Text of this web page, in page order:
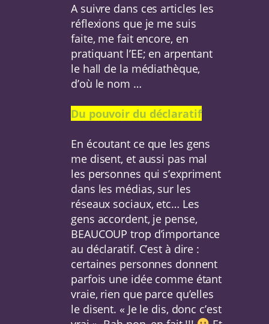
A suivre dans ces articles les
réflexions que je me suis
faite, me fait encore, en
pratiquant l’EE; en arpentant
le hall de la médiathèque,
d’où le nom …
Du pouvoir du déclaratif
En écoutant ce que les gens
me disent, et aussi pas mal
les personnes qui s’expriment
dans les médias, sur les
réseaux sociaux, etc… Les
gens accordent, je pense,
BEAUCOUP trop d’importance
au déclaratif. C’est à dire :
certaines personnes donnent
parfois une idée comme étant
vraie, rien que parce qu’elles
le disent. « Je le dis, donc c’est